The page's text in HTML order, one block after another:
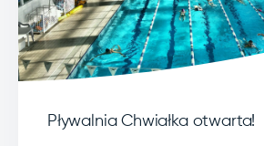
Pływalnia Chwiałka otwarta!